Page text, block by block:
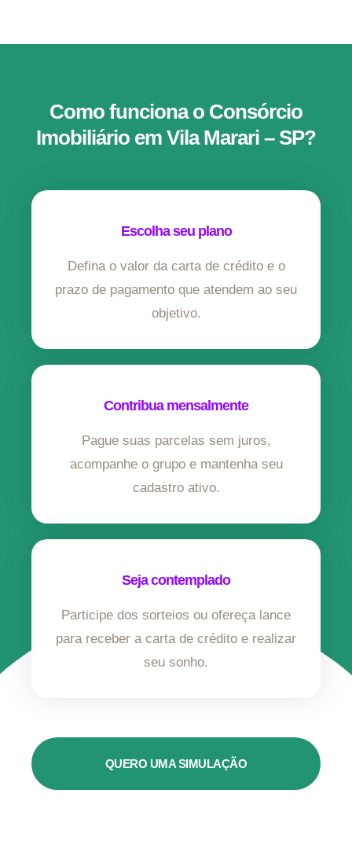
Como funciona o Consórcio
Imobiliário em Vila Marari – SP?
Escolha seu plano
Defina o valor da carta de crédito e o
prazo de pagamento que atendem ao seu
objetivo.
Contribua mensalmente
Pague suas parcelas sem juros,
acompanhe o grupo e mantenha seu
cadastro ativo.
Seja contemplado
Participe dos sorteios ou ofereça lance
para receber a carta de crédito e realizar
seu sonho.
QUERO UMA SIMULAÇÃO